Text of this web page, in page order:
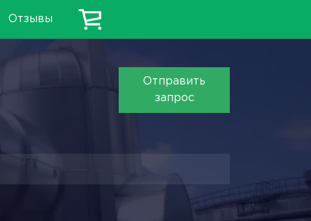
Отзывы
Отправить
запрос